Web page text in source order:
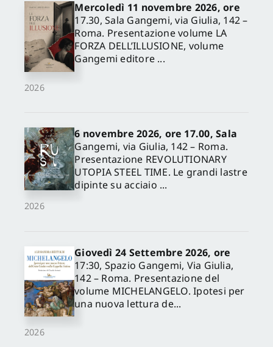
2026
Mercoledì 11 novembre 2026, ore
17.30, Sala Gangemi, via Giulia, 142 –
Roma. Presentazione volume LA
FORZA DELL’ILLUSIONE, volume
Gangemi editore ...
2026
6 novembre 2026, ore 17.00, Sala
Gangemi, via Giulia, 142 – Roma.
Presentazione REVOLUTIONARY
UTOPIA STEEL TIME. Le grandi lastre
dipinte su acciaio ...
2026
Giovedì 24 Settembre 2026, ore
17:30, Spazio Gangemi, Via Giulia,
142 – Roma. Presentazione del
volume MICHELANGELO. Ipotesi per
una nuova lettura de...